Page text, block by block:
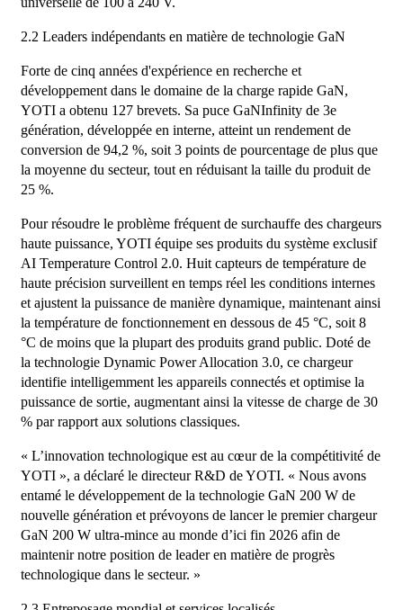
2.2 Leaders indépendants en matière de technologie GaN
Forte de cinq années d'expérience en recherche et
développement dans le domaine de la charge rapide GaN,
YOTI a obtenu 127 brevets. Sa puce GaNInfinity de 3e
génération, développée en interne, atteint un rendement de
conversion de 94,2 %, soit 3 points de pourcentage de plus que
la moyenne du secteur, tout en réduisant la taille du produit de
25 %.
Pour résoudre le problème fréquent de surchauffe des chargeurs
haute puissance, YOTI équipe ses produits du système exclusif
AI Temperature Control 2.0. Huit capteurs de température de
haute précision surveillent en temps réel les conditions internes
et ajustent la puissance de manière dynamique, maintenant ainsi
la température de fonctionnement en dessous de 45 °C, soit 8
°C de moins que la plupart des produits grand public. Doté de
la technologie Dynamic Power Allocation 3.0, ce chargeur
identifie intelligemment les appareils connectés et optimise la
puissance de sortie, augmentant ainsi la vitesse de charge de 30
% par rapport aux solutions classiques.
« L’innovation technologique est au cœur de la compétitivité de
YOTI », a déclaré le directeur R&D de YOTI. « Nous avons
entamé le développement de la technologie GaN 200 W de
nouvelle génération et prévoyons de lancer le premier chargeur
GaN 200 W ultra-mince au monde d’ici fin 2026 afin de
maintenir notre position de leader en matière de progrès
technologique dans le secteur. »